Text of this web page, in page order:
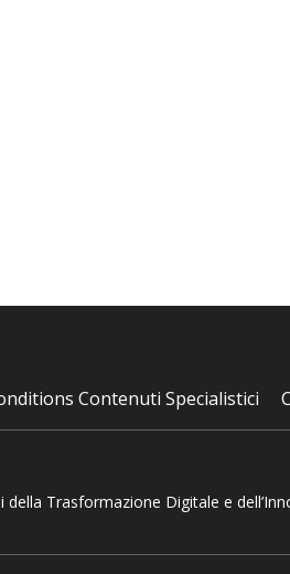
Contenuti Specialistici
Trasformazione Digitale e